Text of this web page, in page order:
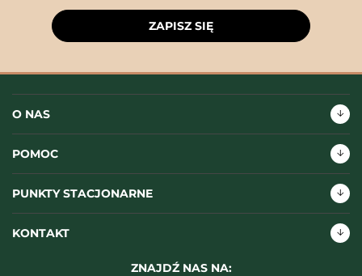
ZAPISZ SIĘ
O NAS
POMOC
PUNKTY STACJONARNE
KONTAKT
ZNAJDŹ NAS NA: